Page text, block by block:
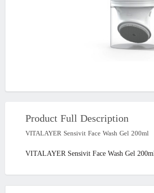
Product Full Description
VITALAYER Sensivit Face Wash Gel 200ml
VITALAYER Sensivit Face Wash Gel